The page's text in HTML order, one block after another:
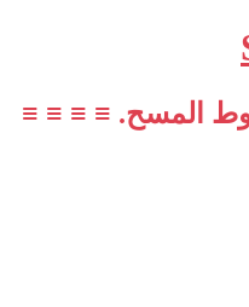
المسح. ≡ ≡ ≡ ≡